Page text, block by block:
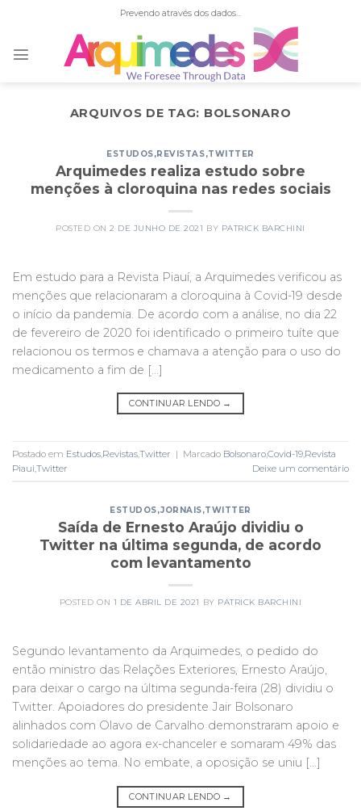
Prevendo através dos dados...
ARQUIVOS DE TAG: BOLSONARO
ESTUDOS,REVISTAS,TWITTER
Arquimedes realiza estudo sobre
menções à cloroquina nas redes sociais
POSTED ON2 DE JUNHO DE 2021 BY PATRICK BARCHINI
Em estudo para a Revista Piauí, a Arquimedes verificou as
menções que relacionaram a cloroquina à Covid-19 desde
o início da pandemia. De acordo com a análise, no dia 22
de fevereiro de 2020 foi identificado o primeiro tuíte que
relacionou os termos e chamava a atenção para o uso do
medicamento a fim de […]
CONTINUAR LENDO →
Postado em Estudos RevistasTwitter | Marcado BolsonaroCovid-19 Revista
Piaui Twitter Deixe um comentário
ESTUDOS,JORNAIS,TWITTER
Saída de Ernesto Araújo dividiu o
Twitter na última segunda, de acordo
com levantamento
POSTED ON 1 DE ABRIL DE 2021 BY PATRICK BARCHINI
Segundo levantamento da Arquimedes, o pedido do
então ministro das Relações Exteriores, Ernesto Araújo,
para deixar o cargo na última segunda-feira (28) dividiu o
Twitter. Apoiadores do presidente Jair Bolsonaro
alinhados com Olavo de Carvalho demonstraram apoio e
solidariedade ao agora ex-chanceler e somaram 49% das
menções ao tema. No embate, a oposição se uniu […]
CONTINUAR LENDO →